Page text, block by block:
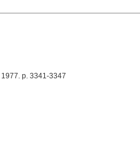
p. 3341-3347